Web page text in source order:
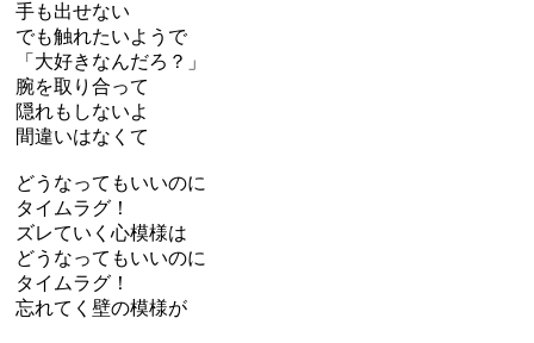
手も出せない
でも触れたいようで
「大好きなんだろ？」
腕を取り合って
隠れもしないよ
間違いはなくて
どうなってもいいのに
タイムラグ！
ズレていく心模様は
どうなってもいいのに
タイムラグ！
忘れてく壁の模様が